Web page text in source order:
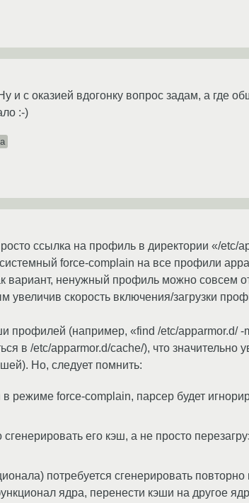
и с оказией вдогонку вопрос задам, а где
:-)
ссылка на профиль в директории «/etc/
force-complain на все профили
вариант, ненужный профиль можно совсем
скорость включения/загрузки
профилей (например, «find /etc/apparmor.d/ -
в /etc/apparmor.d/cache/), что значительно
Но, следует помнить:
force-complain, парсер будет
его кэш, а не просто
потребуется сгенерировать
ядра, перенести кэши на другое